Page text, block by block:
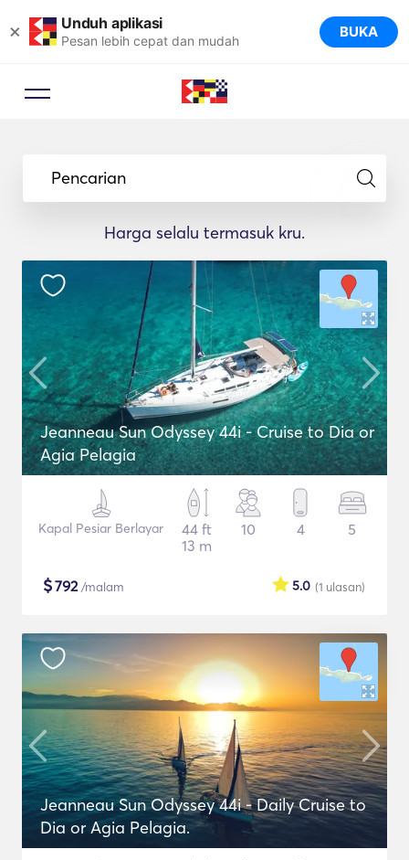
× Unduh aplikasi
Pesan lebih cepat dan mudah BUKA
Pencarian
Harga selalu termasuk kru.
Jeanneau Sun Odyssey 44i - Cruise to Dia or
Agia Pelagia
Kapal Pesiar Berlayar
44 ft
13 m
10 4 5
$792/malam (1 ulasan)
5.0
Jeanneau Sun Odyssey 44i - Daily Cruise to
Dia or Agia Pelagia.